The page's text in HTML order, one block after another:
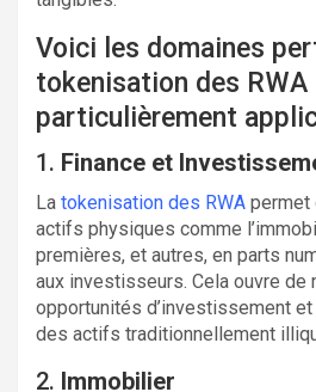
Voici les domaines
tokenisation des RWA
particulièrement
1. Finance et
La tokenisation des RWA permet
actifs physiques comme
premières, et autres, en parts
aux investisseurs. Cela ouvre de
opportunités d’investissement
des actifs traditionnellement
2. Immobilier